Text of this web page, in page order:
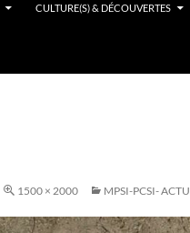
CULTURE(S) & DÉCOUVERTES
1500 × 2000 MPSI-PCSI-